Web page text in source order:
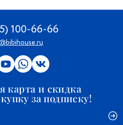
100-66-66
карта и скидка
за подписку!